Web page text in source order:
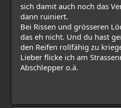
sich damit auch noch das
dann ruiniert.
Bei Rissen und grösseren
das eh nicht. Und du hast
den Reifen rollfähig zu
Lieber flicke ich am
Abschlepper o.ä.